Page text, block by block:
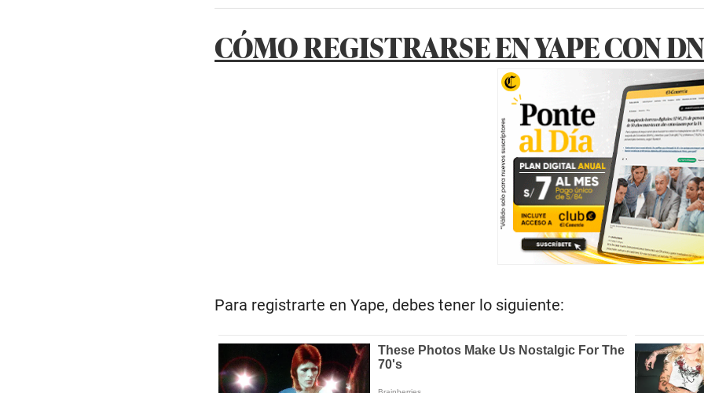
CÓMO REGISTRARSE EN YAPE CON
Para registrarte en Yape, debes tener lo siguiente: